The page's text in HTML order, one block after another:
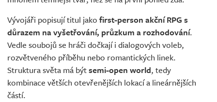
Vývojáři popisují titul jako first-person akční RPG s
důrazem na vyšetřování, průzkum a rozhodování.
Vedle soubojů se hráči dočkají i dialogových voleb,
rozvětveného příběhu nebo romantických linek.
Struktura světa má býtsemi-open world, tedy
kombinace větších otevřenějších lokací a lineárnějších
částí.